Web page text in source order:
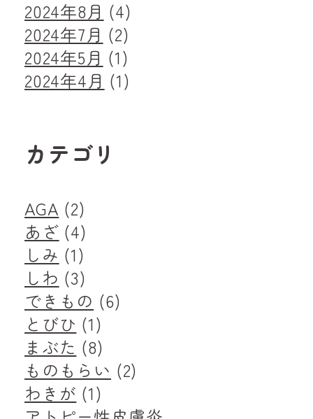
2024年8月 (4)
2024年7月 (2)
2024年5月 (1)
2024年4月 (1)
カテゴリ
AGA (2)
あざ (4)
しみ (1)
しわ (3)
できもの (6)
とびひ (1)
まぶた (8)
ものもらい (2)
わきが (1)